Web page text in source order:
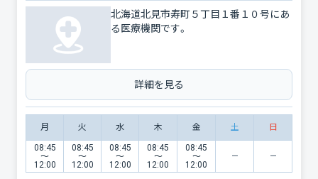
北海道北見市寿町５丁目１番１０号にあ
る医療機関です。
詳細を見る
月 火 水 木 金 土 日
08:45
〜
12:00
08:45
〜
12:00
08:45
〜
12:00
08:45
〜
12:00
08:45
〜
12:00